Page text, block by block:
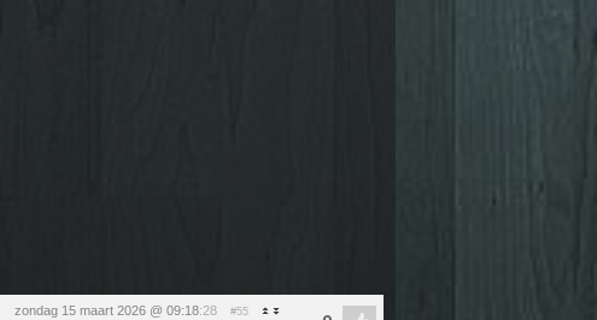
zondag 15 maart 2026 @ 09:18:28 #55